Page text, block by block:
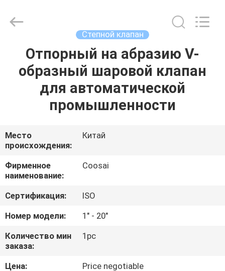
ДОМОЙ
ПРОДУКТЫ
НАС
ЭКСКУРСИЯ
ПО
ЗАВОДУ
КОНТРОЛЬ
КАЧЕСТВА
group.
Степной клапан
Отпорный на абразию V-
образный шаровой клапан
для автоматической
промышленности
Место
происхождения:
Китай
Фирменное
наименование:
Coosai
Сертификация:
ISO
Номер модели:
1" - 20"
Количество мин
заказа:
1pc
Цена:
Price negotiable